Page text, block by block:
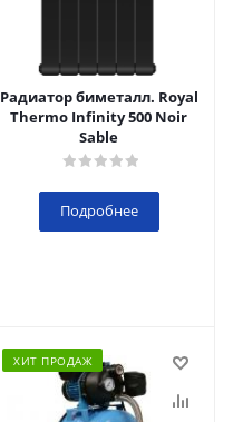
Радиатор биметалл. Royal
Thermo Infinity 500 Noir
Sable
Подробнее
ХИТ ПРОДАЖ